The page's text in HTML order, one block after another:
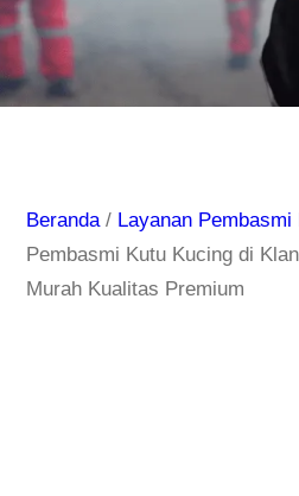
Beranda / Layanan Pembasmi
Pembasmi Kutu Kucing di
Murah Kualitas Premium